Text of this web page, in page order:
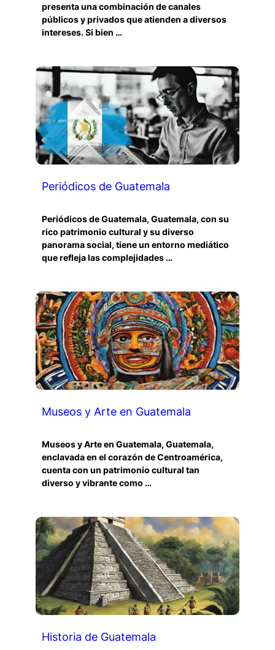
presenta una combinación de canales
públicos y privados que atienden a diversos
intereses. Si bien …
Periódicos de Guatemala
Periódicos de Guatemala, Guatemala, con su
rico patrimonio cultural y su diverso
panorama social, tiene un entorno mediático
que refleja las complejidades …
Museos y Arte en Guatemala
Museos y Arte en Guatemala, Guatemala,
enclavada en el corazón de Centroamérica,
cuenta con un patrimonio cultural tan
diverso y vibrante como …
Historia de Guatemala